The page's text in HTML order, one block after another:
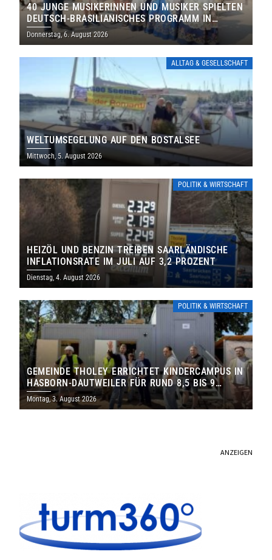
40 JUNGE MUSIKERINNEN UND MUSIKER SPIELTEN
DEUTSCH-BRASILIANISCHES PROGRAMM IN
THOLEY
Donnerstag, 6. August 2026
ALLTAG & GESELLSCHAFT
WELTUMSEGELUNG AUF DEN BOSTALSEE
Mittwoch, 5. August 2026
POLITIK & WIRTSCHAFT
HEIZÖL UND BENZIN TREIBEN SAARLÄNDISCHE
INFLATIONSRATE IM JULI AUF 3,2 PROZENT
Dienstag, 4. August 2026
POLITIK & WIRTSCHAFT
GEMEINDE THOLEY ERRICHTET KINDERCAMPUS IN
HASBORN-DAUTWEILER FÜR RUND 8,5 BIS 9
MILLIONEN EURO
Montag, 3. August 2026
ANZEIGEN